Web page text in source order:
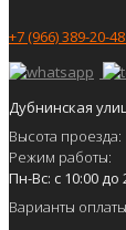
+7 (966) 389-20-48
Дубнинская
Высота проезда:
Режим работы:
Пн-Вс: с 10:00 до
Варианты